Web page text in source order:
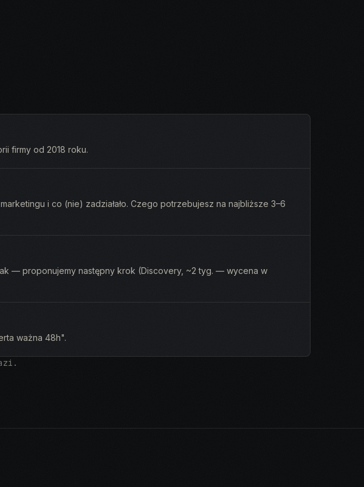
firmy od 2018 roku.
i co (nie) zadziałało. Czego potrzebujesz na najbliższe 3–6
— proponujemy następny krok (Discovery, ~2 tyg. — wycena w
ważna 48h".